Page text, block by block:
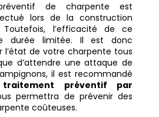
de charpente est
lors de la construction
Toutefois, l’efficacité de ce
durée limitée. Il est donc
l’état de votre charpente tous
d’attendre une attaque de
il est recommandé
traitement préventif par
permettra de prévenir des
coûteuses.